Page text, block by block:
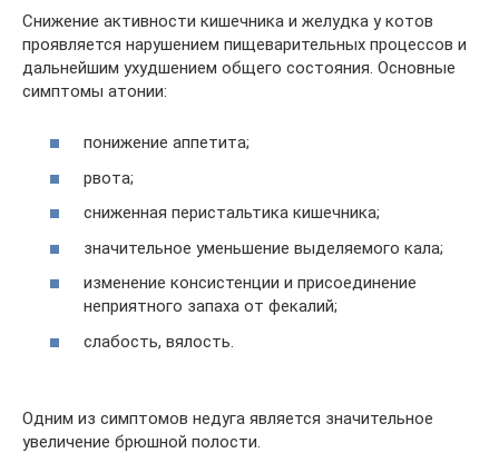
Снижение активности кишечника и желудка у котов
проявляется нарушением пищеварительных процессов и
дальнейшим ухудшением общего состояния. Основные
симптомы атонии:
понижение аппетита;
рвота;
сниженная перистальтика кишечника;
значительное уменьшение выделяемого кала;
изменение консистенции и присоединение
неприятного запаха от фекалий;
слабость, вялость.
Одним из симптомов недуга является значительное
увеличение брюшной полости.